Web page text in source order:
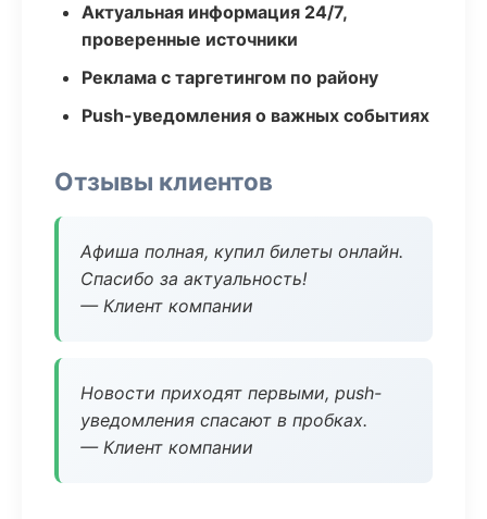
Актуальная информация 24/7,
проверенные источники
Реклама с таргетингом по району
Push-уведомления о важных событиях
Отзывы клиентов
Афиша полная, купил билеты онлайн.
Спасибо за актуальность!
— Клиент компании
Новости приходят первыми, push-
уведомления спасают в пробках.
— Клиент компании